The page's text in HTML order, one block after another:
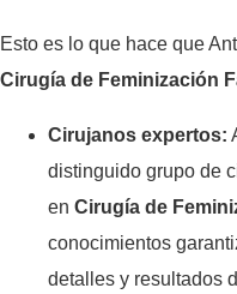
Esto es lo que hace que
Cirugía de Feminización
Cirujanos expertos:
distinguido grupo de
en Cirugía de
conocimientos
detalles y resultados